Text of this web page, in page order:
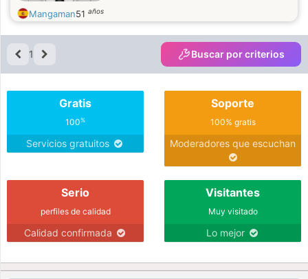
Mangaman51 años
1 Buscar por criterios
Gratis
100%
Servicios gratuitos
Soporte
100% gratis
Moderadores que escuchan
Serio
perfiles de calidad
Calidad confirmada
Visitantes
Muy visitado
Lo mejor